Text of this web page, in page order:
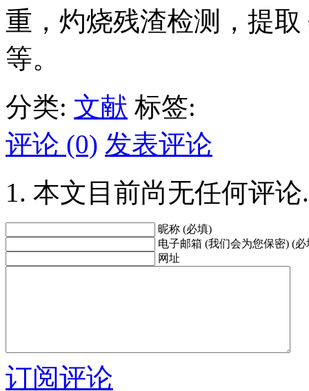
重，灼烧残渣检测，提
等。
分类: 文献 标签:
评论 (0) 发表评论
本文目前尚无任何评论.
昵称 (必填)
电子邮箱 (我们会为您保密) (必
网址
订阅评论